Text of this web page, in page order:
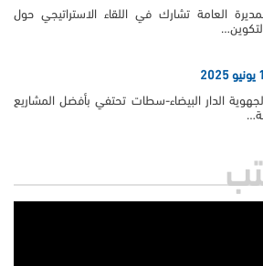
العامة تشارك في اللقاء الاستراتيجي حول
الدار البيضاء-سطات تحتفي بأفضل المشاريع